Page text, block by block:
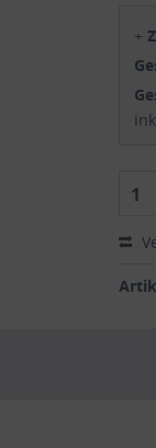
+
1